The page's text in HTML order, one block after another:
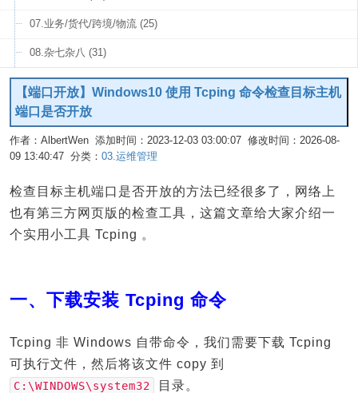
07.业务/货代/跨境/物流 (25)
08.杂七杂八 (31)
【端口开放】Windows10 使用 Tcping 命令检查目标主机
端口是否开放
作者：AlbertWen 添加时间：2023-12-03 03:00:07 修改时间：2026-08-
09 13:40:47 分类： 03.运维管理
检查目标主机端口是否开放的方法已经很多了，网络上
也有第三方网页版的检查工具，这篇文章给大家介绍一
个实用小工具 Tcping 。
一、下载安装 Tcping 命令
Tcping 非 Windows 自带命令，我们需要下载 Tcping
可执行文件，然后将该文件 copy 到
C:\WINDOWS\system32 目录。